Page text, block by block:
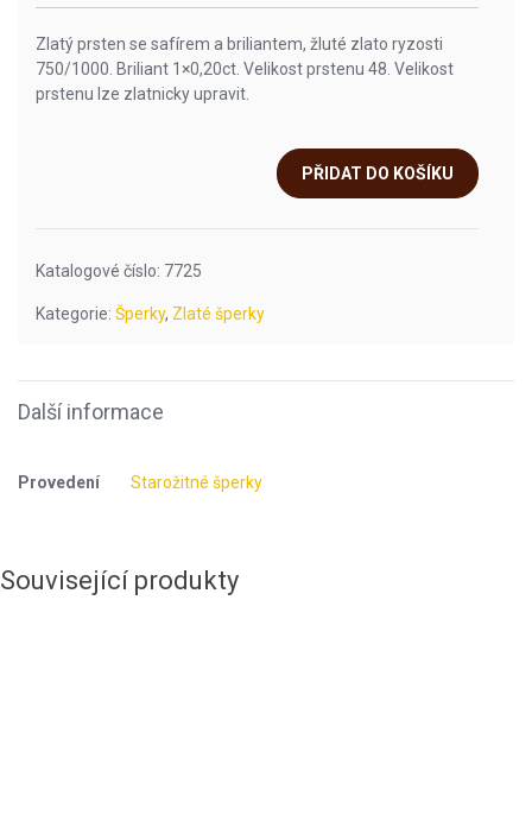
Zlatý prsten se safírem a briliantem, žluté zlato ryzosti
750/1000. Briliant 1×0,20ct. Velikost prstenu 48. Velikost
prstenu lze zlatnicky upravit.
PŘIDAT DO KOŠÍKU
Katalogové číslo: 7725
Kategorie: Šperky, Zlaté šperky
Další informace
Provedení Starožitné šperky
Související produkty